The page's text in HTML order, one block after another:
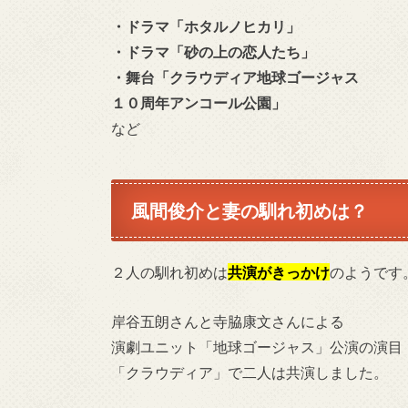
・ドラマ「ホタルノヒカリ」
・ドラマ「砂の上の恋人たち」
・舞台「クラウディア地球ゴージャス
１０周年アンコール公園」
など
風間俊介と妻の馴れ初めは？
２人の馴れ初めは共演がきっかけのようです
岸谷五朗さんと寺脇康文さんによる
演劇ユニット「地球ゴージャス」公演の演目
「クラウディア」で二人は共演しました。